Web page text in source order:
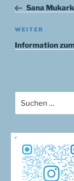
Beitrag
Sana
Nächster
Beitrag
WEITER
Information
nach: